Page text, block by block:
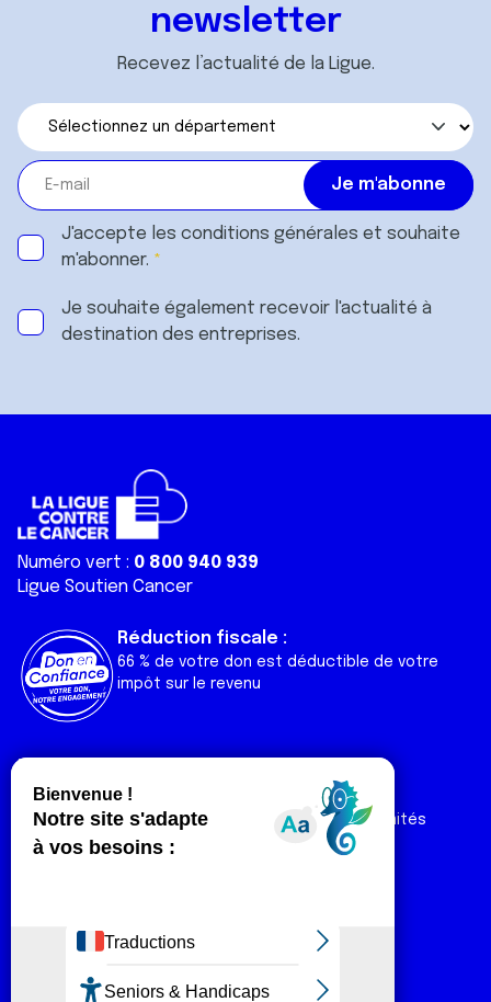
newsletter
Recevez l’actualité de la Ligue.
J'accepte les conditions générales et souhaite
m'abonner.
Je souhaite également recevoir l'actualité à
destination des entreprises.
Numéro vert : 0 800 940 939
Ligue Soutien Cancer
Réduction fiscale :
66 % de votre don est déductible de votre
impôt sur le revenu
Liens utiles
Nos actualités
Nos publications
Contact
Espace Ligue & comités
Espace chercheur